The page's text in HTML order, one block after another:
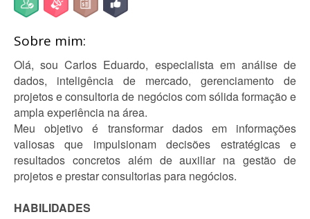
Sobre mim:
Olá, sou Carlos Eduardo, especialista em análise de
dados, inteligência de mercado, gerenciamento de
projetos e consultoria de negócios com sólida formação e
ampla experiência na área.
Meu objetivo é transformar dados em informações
valiosas que impulsionam decisões estratégicas e
resultados concretos além de auxiliar na gestão de
projetos e prestar consultorias para negócios.
HABILIDADES